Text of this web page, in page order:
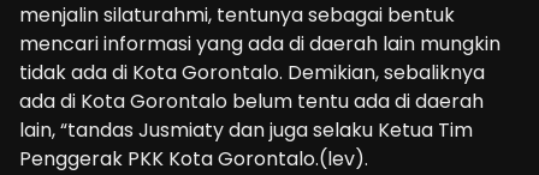
menjalin silaturahmi, tentunya sebagai bentuk
mencari informasi yang ada di daerah lain mungkin
tidak ada di Kota Gorontalo. Demikian, sebaliknya
ada di Kota Gorontalo belum tentu ada di daerah
lain, “tandas Jusmiaty dan juga selaku Ketua Tim
Penggerak PKK Kota Gorontalo.(lev).